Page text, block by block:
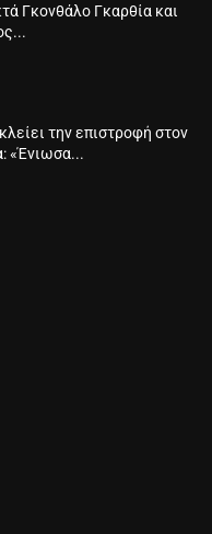
Γκονθάλο Γκαρθία και
την επιστροφή στον
«Ένιωσα...